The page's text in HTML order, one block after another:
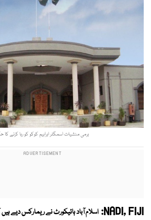
برمی منشیات اسمگلر ابراہیم کوکو کو رہا کرنے کا
NADI, FIJI: اسلام آباد ہائیکورٹ نے ریمارکس دیے